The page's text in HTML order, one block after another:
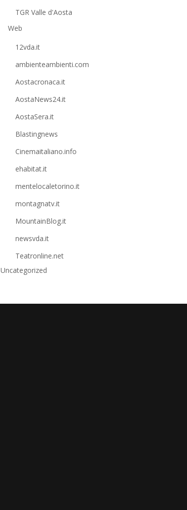
TGR Valle d'Aosta
Web
12vda.it
ambienteambienti.com
Aostacronaca.it
AostaNews24.it
AostaSera.it
Blastingnews
Cinemaitaliano.info
ehabitat.it
mentelocaletorino.it
montagnatv.it
MountainBlog.it
newsvda.it
Teatronline.net
Uncategorized